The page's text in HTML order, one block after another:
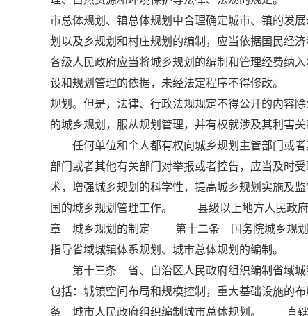
市总体规划、镇总体规划中合理确定城市、镇的
划以及乡规划和村庄规划的编制，应当依据国民
各级人民政府应当将城乡规划的编制和管理经费
设和规划管理的依据，未经法定程序不得修改。
规划。但是，法律、行政法规规定不得公开的内
的城乡规划，服从规划管理，并有权就涉及其利害
任何单位和个人都有权向城乡规划主管部门或者
部门或者其他有关部门对举报或者控告，应当及
术，增强城乡规划的科学性，提高城乡规划实施
国的城乡规划管理工作。 县级以上地方人民政府
章 城乡规划的制定 第十二条 国务院城乡规划主
指导省域城镇体系规划、城市总体规划的编制。
第十三条 省、自治区人民政府组织编制省域
包括：城镇空间布局和规模控制，重大基础设施
条 城市人民政府组织编制城市总体规划。 直辖